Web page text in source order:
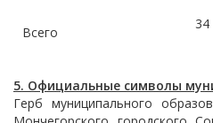
Всего
34
5. Официальные символы
Герб муниципального